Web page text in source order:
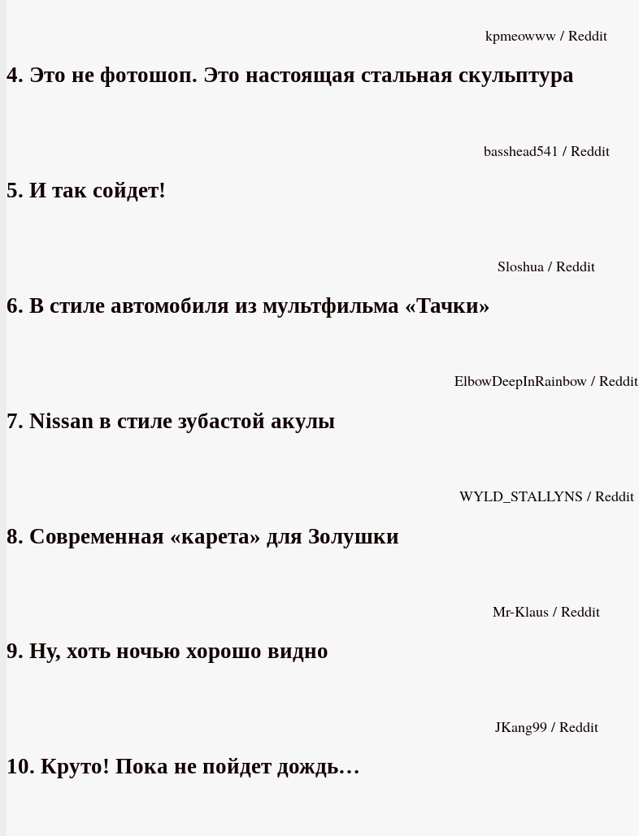
kpmeowww / Reddit
4. Это не фотошоп. Это настоящая стальная скульптура
basshead541 / Reddit
5. И так сойдет!
Sloshua / Reddit
6. В стиле автомобиля из мультфильма «Тачки»
ElbowDeepInRainbow / Reddit
7. Nissan в стиле зубастой акулы
WYLD_STALLYNS / Reddit
8. Современная «карета» для Золушки
Mr-Klaus / Reddit
9. Ну, хоть ночью хорошо видно
JKang99 / Reddit
10. Круто! Пока не пойдет дождь…